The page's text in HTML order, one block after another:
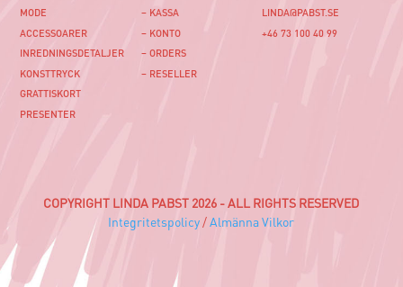
MODE
ACCESSOARER
INREDNINGSDETALJER
KONSTTRYCK
GRATTISKORT
PRESENTER
– KASSA
– KONTO
– ORDERS
– RESELLER
LINDA@PABST.SE
+46 73 100 40 99‬
COPYRIGHT LINDA PABST 2026 - ALL RIGHTS RESERVED
Integritetspolicy/Almänna Vilkor